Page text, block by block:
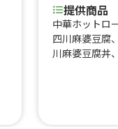
提供商品
中華ホットロ
四川麻婆豆腐
川麻婆豆腐丼